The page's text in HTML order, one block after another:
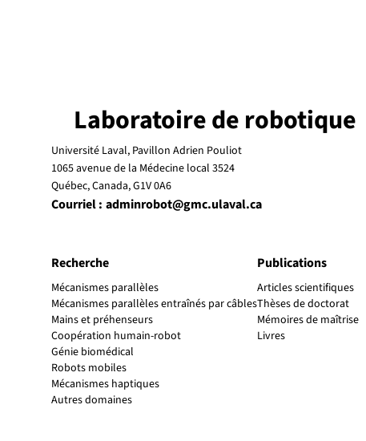
Recherche
Mécanismes parallèles
Mécanismes parallèles entraînés par câbles
Mains et préhenseurs
Coopération humain-robot
Génie biomédical
Robots mobiles
Mécanismes haptiques
Autres domaines
Publications
Articles scientifiques
Thèses de doctorat
Mémoires de maîtrise
Livres
Laboratoire de robotique
Courriel : adminrobot@gmc.ulaval.ca
Université Laval, Pavillon Adrien Pouliot
1065 avenue de la Médecine local 3524
Québec, Canada, G1V 0A6